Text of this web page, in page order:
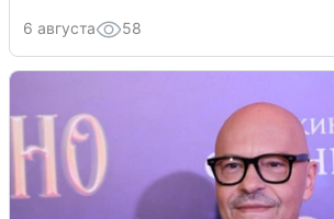
6 августа 58